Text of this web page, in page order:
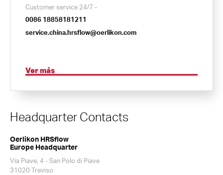
Customer service 24/7 -
0086 18858181211
service.china.hrsflow@oerlikon.com
Ver más
Headquarter Contacts
Oerlikon HRSflow
Europe Headquarter
Via Piave, 4 - San Polo di Piave
31020 Treviso